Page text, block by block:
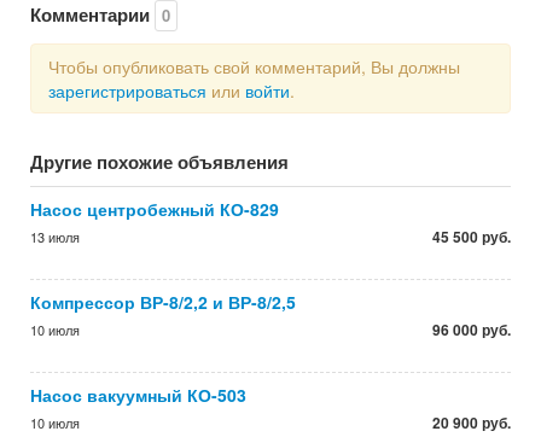
Комментарии 0
Чтобы опубликовать свой комментарий, Вы должны
зарегистрироваться или войти.
Другие похожие объявления
Насос центробежный КО-829
13 июля 45 500 руб.
Компрессор ВР-8/2,2 и ВР-8/2,5
10 июля 96 000 руб.
Насос вакуумный КО-503
10 июля 20 900 руб.